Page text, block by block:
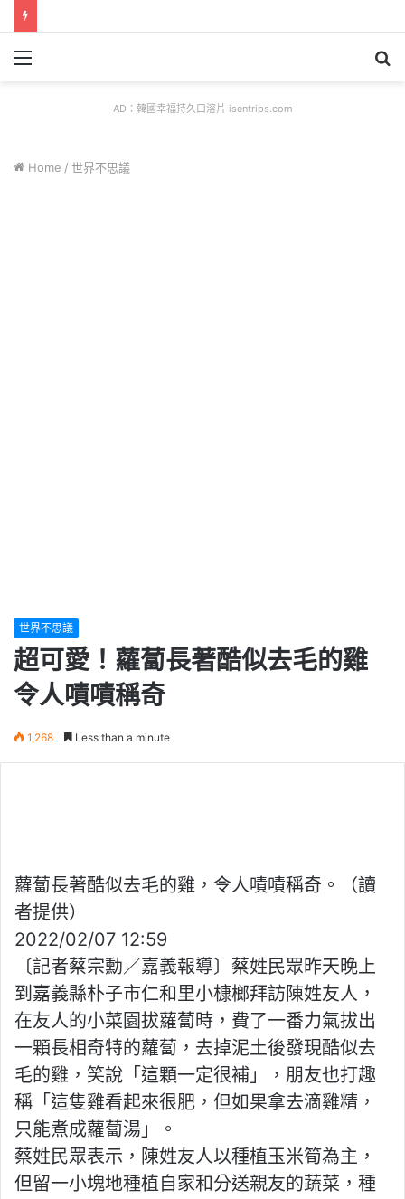
AD：韓國幸福持久口溶片 isentrips.com
Home / 世界不思議
世界不思議
超可愛！蘿蔔長著酷似去毛的雞
令人嘖嘖稱奇
1,268 Less than a minute
蘿蔔長著酷似去毛的雞，令人嘖嘖稱奇。（讀
者提供）
2022/02/07 12:59
〔記者蔡宗勳／嘉義報導〕蔡姓民眾昨天晚上
到嘉義縣朴子市仁和里小槺榔拜訪陳姓友人，
在友人的小菜園拔蘿蔔時，費了一番力氣拔出
一顆長相奇特的蘿蔔，去掉泥土後發現酷似去
毛的雞，笑說「這顆一定很補」，朋友也打趣
稱「這隻雞看起來很肥，但如果拿去滴雞精，
只能煮成蘿蔔湯」。
蔡姓民眾表示，陳姓友人以種植玉米筍為主，
但留一小塊地種植自家和分送親友的蔬菜，種